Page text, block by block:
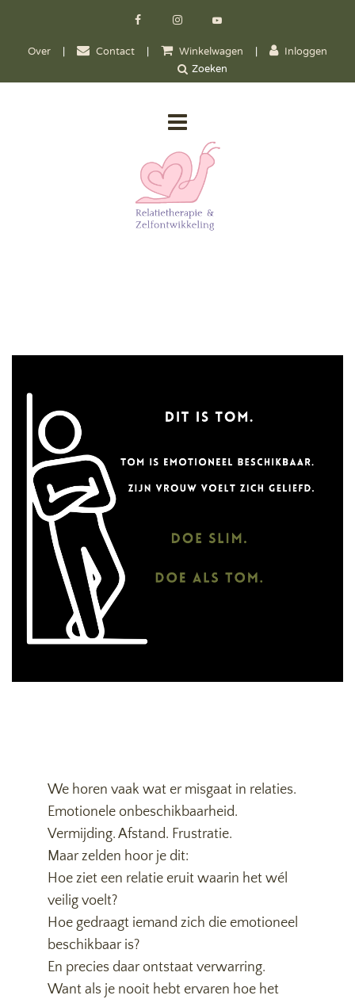
Over | Contact | Winkelwagen | Inloggen
We horen vaak wat er misgaat in relaties.
Emotionele onbeschikbaarheid.
Vermijding. Afstand. Frustratie.
Maar zelden hoor je dit:
Hoe ziet een relatie eruit waarin het wél
veilig voelt?
Hoe gedraagt iemand zich die emotioneel
beschikbaar is?
En precies daar ontstaat verwarring.
Want als je nooit hebt ervaren hoe het